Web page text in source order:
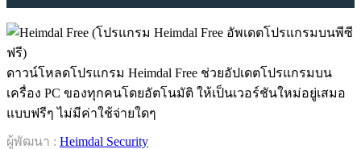
ดาวน์โหลดโปรแกรม Heimdal Free ช่วยอัปเดตโปรแกรมบน
เครื่อง PC ของทุกคนโดยอัตโนมัติ ให้เป็นเวอร์ชันใหม่อยู่เสมอ
แบบฟรีๆ ไม่มีค่าใช้จ่ายใดๆ
ผู้พัฒนา : Heimdal Security